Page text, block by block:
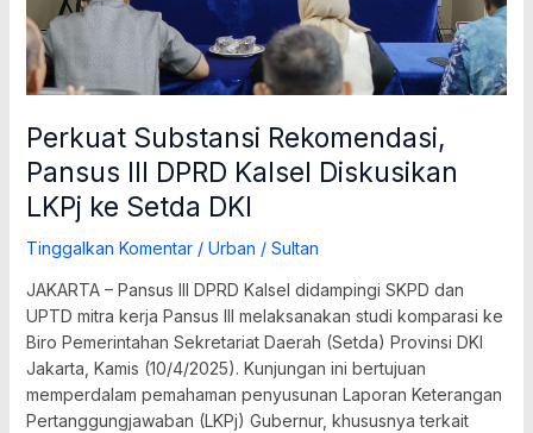
Perkuat Substansi Rekomendasi,
Pansus III DPRD Kalsel Diskusikan
LKPj ke Setda DKI
Tinggalkan Komentar / Urban / Sultan
JAKARTA – Pansus III DPRD Kalsel didampingi SKPD dan
UPTD mitra kerja Pansus III melaksanakan studi komparasi ke
Biro Pemerintahan Sekretariat Daerah (Setda) Provinsi DKI
Jakarta, Kamis (10/4/2025). Kunjungan ini bertujuan
memperdalam pemahaman penyusunan Laporan Keterangan
Pertanggungjawaban (LKPj) Gubernur, khususnya terkait
ke
Setda
DKI